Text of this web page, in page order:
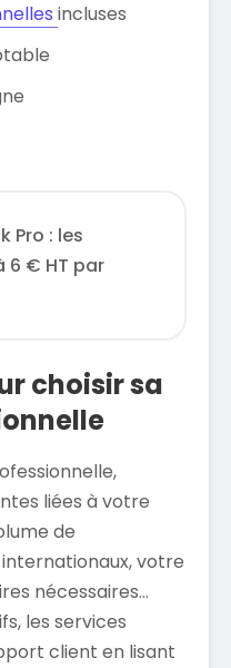
incluses
Pro : les
6 € HT par
choisir sa
liées à votre
de
votre
nécessaires…
les services
client en lisant